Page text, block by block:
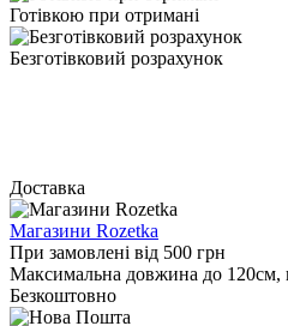
Готівкою при отримані
Безготівковий розрахунок
Доставка
Магазини Rozetka
При замовлені від 500 грн
Максимальна довжина до 120см,
Безкоштовно